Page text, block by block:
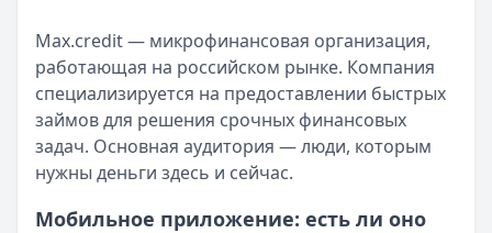
Max.credit — микрофинансовая организация,
работающая на российском рынке. Компания
специализируется на предоставлении быстрых
займов для решения срочных финансовых
задач. Основная аудитория — люди, которым
нужны деньги здесь и сейчас.
Мобильное приложение: есть ли оно